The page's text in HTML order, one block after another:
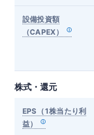
設備投資額
（CAPEX）
株式・還元
EPS（1株当たり利
益）